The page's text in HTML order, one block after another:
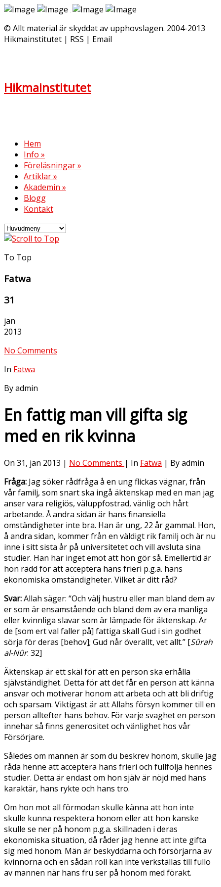
© Allt material är skyddat av upphovslagen. 2004-2013
Hikmainstitutet | RSS | Email
Hikmainstitutet
Hem
Info »
Föreläsningar»
Artiklar»
Akademin »
Blogg
Kontakt
To Top
Fatwa
31
jan
2013
No Comments
In Fatwa
By admin
En fattig man vill gifta sig
med en rik kvinna
On 31, jan 2013 | No Comments | In Fatwa | By admin
Fråga: Jag söker rådfråga å en ung flickas vägnar, från
vår familj, som snart ska ingå äktenskap med en man jag
anser vara religiös, väluppfostrad, vänlig och hårt
arbetande. Å andra sidan är hans finansiella
omständigheter inte bra. Han är ung, 22 år gammal. Hon,
å andra sidan, kommer från en väldigt rik familj och är nu
inne i sitt sista år på universitetet och vill avsluta sina
studier. Han har inget emot att hon gör så. Emellertid är
hon rädd för att acceptera hans frieri p.g.a. hans
ekonomiska omständigheter. Vilket är ditt råd?
Svar:Allah säger: “Och välj hustru eller man bland dem av
er som är ensamstående och bland dem av era manliga
eller kvinnliga slavar som är lämpade för äktenskap. Är
de [som ert val faller på] fattiga skall Gud i sin godhet
sörja för deras [behov]; Gud når överallt, vet allt.” [Sûrah
al-Nûr: 32]
Äktenskap är ett skäl för att en person ska erhålla
självständighet. Detta för att det får en person att känna
ansvar och motiverar honom att arbeta och att bli driftig
och sparsam. Viktigast är att Allahs försyn kommer till en
person alltefter hans behov. För varje svaghet en person
innehar så finns generositet och vänlighet hos vår
Försörjare.
Således om mannen är som du beskrev honom, skulle jag
råda henne att acceptera hans frieri och fullfölja hennes
studier. Detta är endast om hon själv är nöjd med hans
karaktär, hans rykte och hans tro.
Om hon mot all förmodan skulle känna att hon inte
skulle kunna respektera honom eller att hon kanske
skulle se ner på honom p.g.a. skillnaden i deras
ekonomiska situation, då råder jag henne att inte gifta
sig med honom. Män är beskyddarna och försörjarna av
kvinnorna och en sådan roll kan inte verkställas till fullo
av mannen när hans fru ser på honom med förakt.